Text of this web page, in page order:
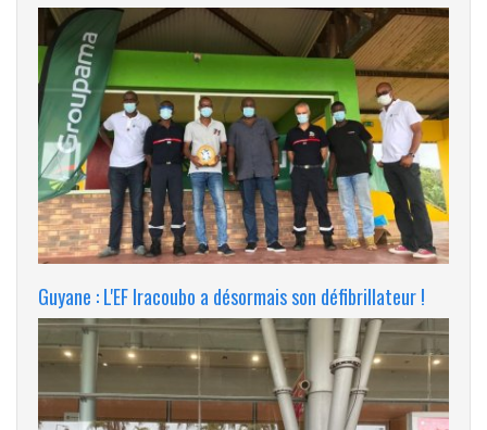
Guyane : L'EF Iracoubo a désormais son défibrillateur !